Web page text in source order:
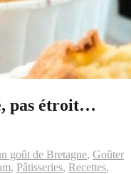
pas étroit…
goût de Bretagne, Goûter
, Pâtisseries, Recettes,